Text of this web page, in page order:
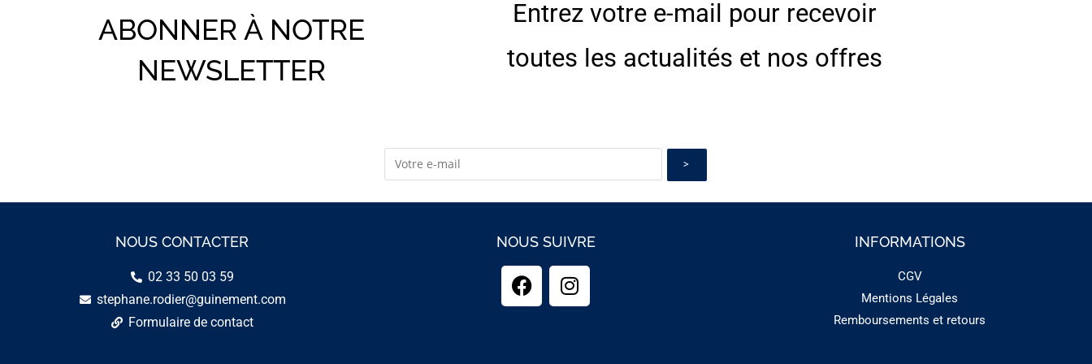
ABONNER À NOTRE
NEWSLETTER
Entrez votre e-mail pour recevoir
toutes les actualités et nos offres
NOUS CONTACTER
02 33 50 03 59
stephane.rodier@guinement.com
Formulaire de contact
NOUS SUIVRE INFORMATIONS
CGV
Mentions Légales
Remboursements et retours